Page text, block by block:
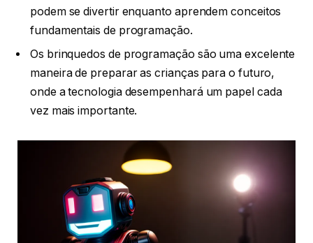
podem se divertir enquanto aprendem conceitos
fundamentais de programação.
Os brinquedos de programação são uma excelente
maneira de preparar as crianças para o futuro,
onde a tecnologia desempenhará um papel cada
vez mais importante.